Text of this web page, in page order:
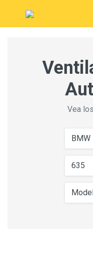
Vea
BMW
635